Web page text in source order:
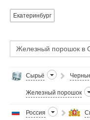
Екатеринбург
Сырьё
Железный порошок
Россия